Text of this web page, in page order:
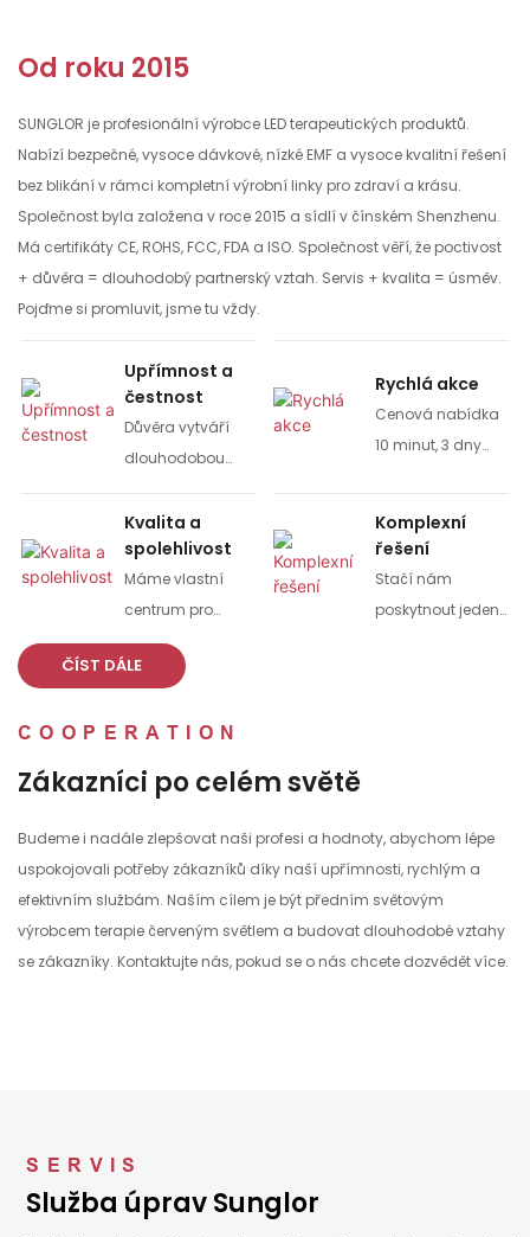
Od roku 2015
SUNGLOR je profesionální výrobce LED terapeutických produktů.
Nabízí bezpečné, vysoce dávkové, nízké EMF a vysoce kvalitní řešení
bez blikání v rámci kompletní výrobní linky pro zdraví a krásu.
Společnost byla založena v roce 2015 a sídlí v čínském Shenzhenu.
Má certifikáty CE, ROHS, FCC, FDA a ISO. Společnost věří, že poctivost
+ důvěra = dlouhodobý partnerský vztah. Servis + kvalita = úsměv.
Pojďme si promluvit, jsme tu vždy.
Upřímnost a
čestnost
Důvěra vytváří
dlouhodobou
spolupráci.
Rychlá akce
Cenová nabídka
10 minut, 3 dny
dní pro velkou
objednávku.
Kvalita a
spolehlivost
Máme vlastní
centrum pro
testování kvality
výrobků a
sortiment
zařízení; 100%
Komplexní
řešení
Stačí nám
poskytnout jeden
ČÍST DÁLE
COOPERATION
Zákazníci po celém světě
Budeme i nadále zlepšovat naši profesi a hodnoty, abychom lépe
uspokojovali potřeby zákazníků díky naší upřímnosti, rychlým a
efektivním službám. Naším cílem je být předním světovým
výrobcem terapie červeným světlem a budovat dlouhodobé vztahy
se zákazníky. Kontaktujte nás, pokud se o nás chcete dozvědět více.
SERVIS
Služba úprav Sunglor